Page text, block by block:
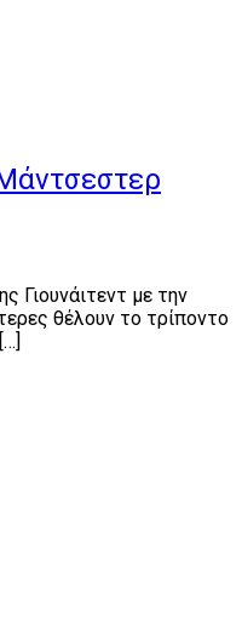
Γιουνάιτεντ με την
θέλουν το τρίποντο